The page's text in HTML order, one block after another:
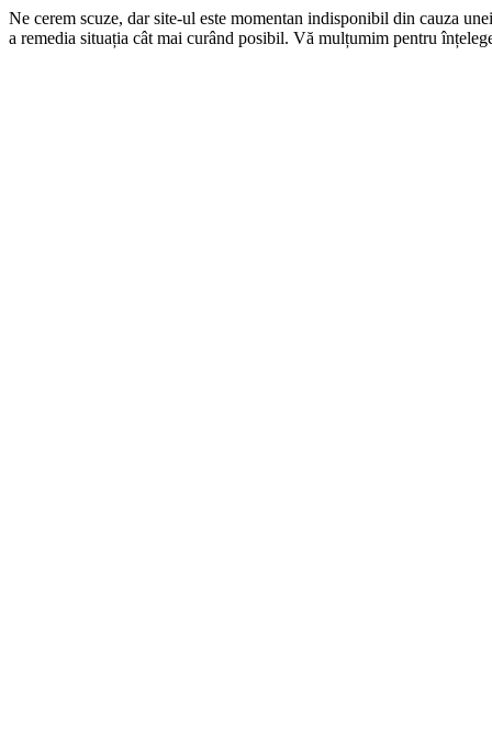
Ne cerem scuze, dar site-ul este momentan indisponibil din cauza
a remedia situația cât mai curând posibil. Vă mulțumim pentru